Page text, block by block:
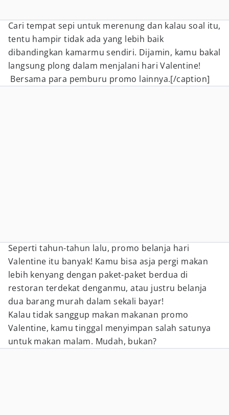
Cari tempat sepi untuk merenung dan kalau soal itu,
tentu hampir tidak ada yang lebih baik
dibandingkan kamarmu sendiri. Dijamin, kamu bakal
langsung plong dalam menjalani hari Valentine!
Bersama para pemburu promo lainnya.[/caption]
Seperti tahun-tahun lalu, promo belanja hari
Valentine itu banyak! Kamu bisa asja pergi makan
lebih kenyang dengan paket-paket berdua di
restoran terdekat denganmu, atau justru belanja
dua barang murah dalam sekali bayar!
Kalau tidak sanggup makan makanan promo
Valentine, kamu tinggal menyimpan salah satunya
untuk makan malam. Mudah, bukan?